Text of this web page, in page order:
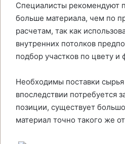
Специалисты рекомендуют
больше материала, чем по
расчетам, так как
внутренних потолков
подбор участков по цвету и
Необходимы поставки сырья
впоследствии потребуется
позиции, существует
материал точно такого же